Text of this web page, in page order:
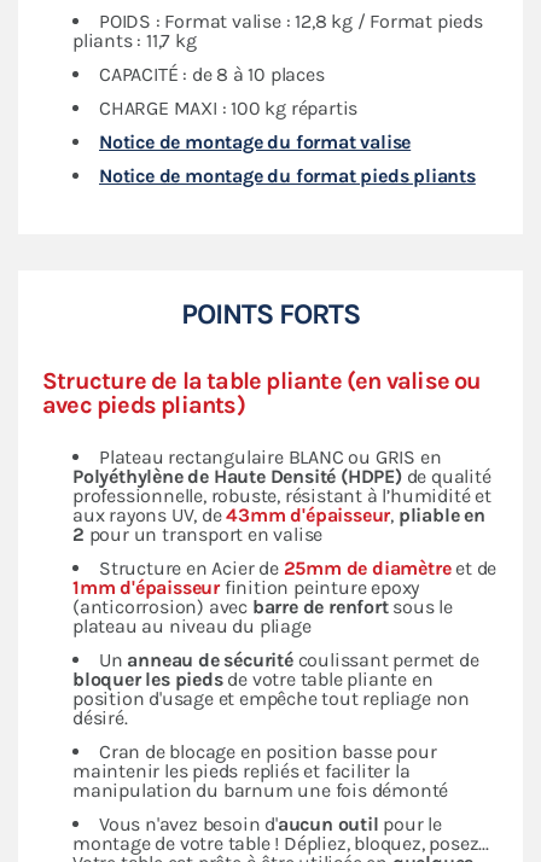
POIDS : Format valise : 12,8 kg / Format pieds
pliants : 11,7 kg
CAPACITÉ : de 8 à 10 places
CHARGE MAXI : 100 kg répartis
Notice de montage du format valise
Notice de montage du format pieds pliants
POINTS FORTS
Structure de la table pliante (en valise ou
avec pieds pliants)
Plateau rectangulaire BLANC ou GRIS en
Polyéthylène de Haute Densité (HDPE)de qualité
professionnelle, robuste, résistant à l’humidité et
aux rayons UV, de43mm d'épaisseur, pliable en
2 pour un transport en valise
Structure en Acier de 25mm de diamètreet de
1mm d'épaisseurfinition peinture epoxy
(anticorrosion) avec barre de renfortsous le
plateau au niveau du pliage
Un anneau de sécuritécoulissant permet de
bloquer les piedsde votre table pliante en
position d'usage et empêche tout repliage non
désiré.
Cran de blocage en position basse pour
maintenir les pieds repliés et faciliter la
manipulation du barnum une fois démonté
Vous n'avez besoin d'aucun outil pour le
montage de votre table ! Dépliez, bloquez, posez...